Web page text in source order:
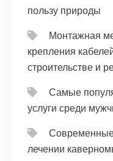
пользу природы
Монтажная
крепления
строительстве и
Самые
услуги среди
Современные
лечении